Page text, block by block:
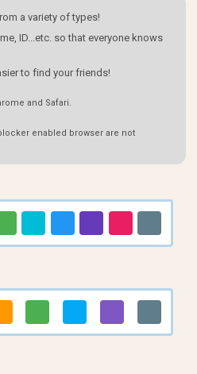
a variety of types!
ID...etc. so that everyone knows
to find your friends!
and Safari.
enabled browser are not